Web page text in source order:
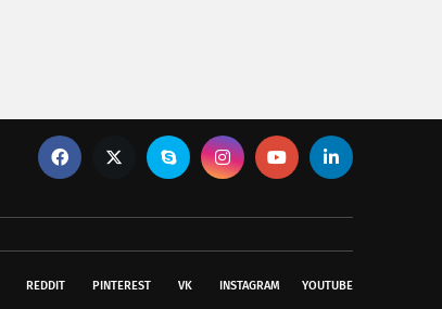
REDDIT PINTEREST VK INSTAGRAM YOUTUBE